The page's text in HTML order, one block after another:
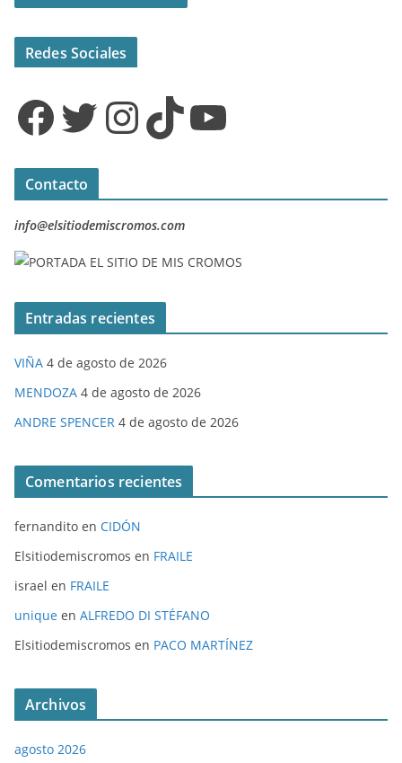
Redes Sociales
Facebook Twitter InstagramTikTok YouTube
Contacto
info@elsitiodemiscromos.com
Entradas recientes
VIÑA 4 de agosto de 2026
MENDOZA 4 de agosto de 2026
ANDRE SPENCER 4 de agosto de 2026
Comentarios recientes
fernandito en CIDÓN
Elsitiodemiscromos en FRAILE
israel en FRAILE
unique en ALFREDO DI STÉFANO
Elsitiodemiscromos en PACO MARTÍNEZ
Archivos
agosto 2026